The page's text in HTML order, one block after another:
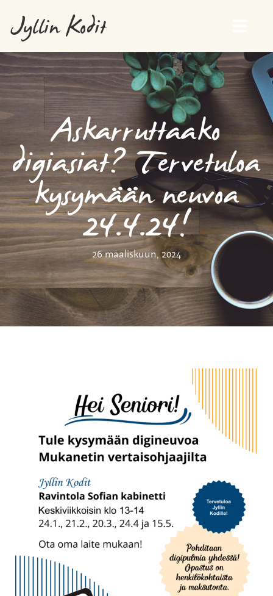
Jyllin Kodit
Askarruttaako
digiasiat? Tervetuloa
kysymään neuvoa
24.4.24!
26 maaliskuun, 2024